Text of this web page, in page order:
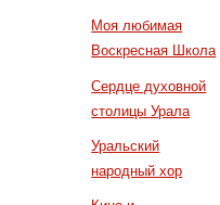
Моя любимая
Воскресная Школа
Сердце духовной
столицы Урала
Уральский
народный хор